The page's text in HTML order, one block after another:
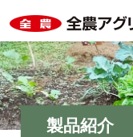
製品紹介